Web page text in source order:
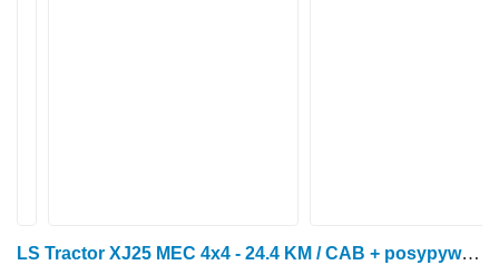
LS Tractor XJ25 MEC 4x4 - 24.4 KM / CAB + posypywarka Motyl + pług